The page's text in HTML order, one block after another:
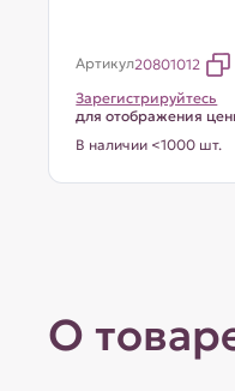
Артикул20801012
Зарегистрируйтесь
для отображения
В наличии <1000 шт.
О